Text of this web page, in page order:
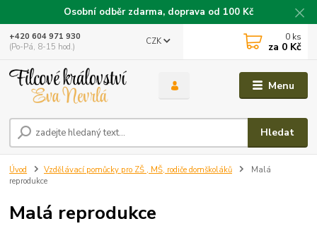
Osobní odběr zdarma, doprava od 100 Kč
Menu
CZK
Hledat
+420 604 971 930
(Po-Pá, 8-15 hod.)
0 ks
za 0 Kč
Úvod Vzdělávací pomůcky pro ZŠ , MŠ, rodiče domškoláků
Malá
reprodukce
Malá reprodukce